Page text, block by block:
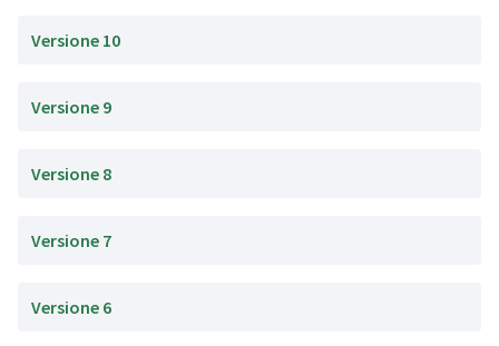
Versione 10
Versione 9
Versione 8
Versione 7
Versione 6